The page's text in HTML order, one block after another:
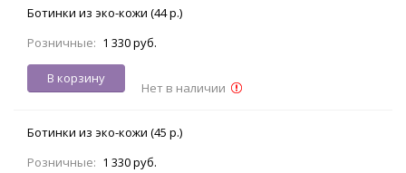
Ботинки из эко-кожи (44 р.)
Розничные: 1 330 руб.
В корзину
Нет в наличии
Ботинки из эко-кожи (45 р.)
Розничные: 1 330 руб.